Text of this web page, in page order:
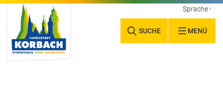
SUCHE MENÜ
Sprache